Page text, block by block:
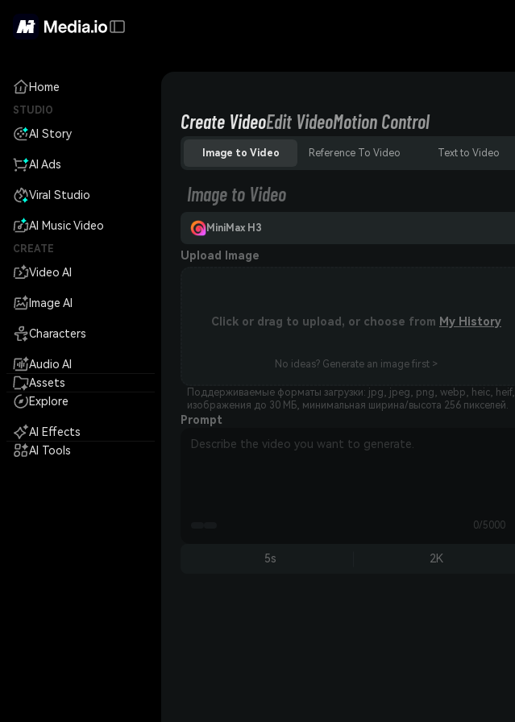
Home
STUDIO
AI Story
AI Ads
Viral Studio
AI Music Video
CREATE
Video AI
Image AI
Characters
Audio AI
Assets
Explore
AI Effects
AI Tools
Create VideoEdit VideoMotion Control
Image to Video Reference To Video Text to Video
Image to Video
MiniMax H3
Upload Image
Click or drag to upload, or choose from My History
No ideas? Generate an image first >
Поддерживаемые форматы загрузки: jpg, jpeg, png, webp, heic, heif,
изображения до 30 МБ, минимальная ширина/высота 256 пикселей.
Prompt
0/5000
5s 2K